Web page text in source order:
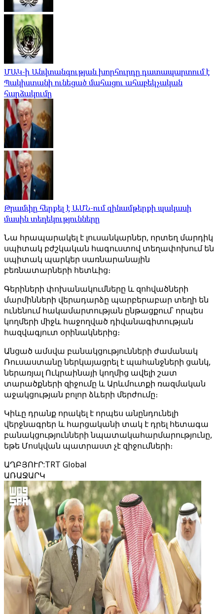
ՄԱԿ-ի Անվտանգության խորհուրդը դատապարտում է
Պակիստանի ունեցած մահացու ահաբեկչական
հարձակումը
Թրամփը հերքել է ԱՄՆ-ում զինամթերքի պակասի
մասին տեղեկությունները
Նա հրապարակել է լուսանկարներ, որտեղ մարդիկ
սպիտակ բժշկական հագուստով տեղափոխում են
սպիտակ պարկեր սառնարանային
բեռնատարների հետևից։
Գերիների փոխանակումները և զոհվածների
մարմինների վերադարձը պարբերաբար տեղի են
ունենում հակամարտության ընթացքում՝ որպես
կողմերի միջև հաջողված դիվանագիտության
հազվագյուտ օրինակներից։
Անցած ամսվա բանակցությունների ժամանակ
Ռուսաստանը ներկայացրել է պահանջների ցանկ,
ներառյալ Ուկրաինայի կողմից ավելի շատ
տարածքների զիջումը և Արևմուտքի ռազմական
աջակցության բոլոր ձևերի մերժումը։
Կիևը դրանք որակել է որպես անընդունելի
վերջնագրեր և հարցականի տակ է դրել հետագա
բանակցությունների նպատակահարմարությունը,
եթե Մոսկվան պատրաստ չէ զիջումների։
ԱՂԲՅՈՒՐ:TRT Global
ԱՌԱՋԱՐԿ